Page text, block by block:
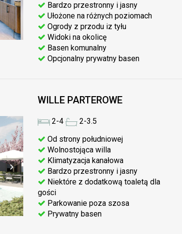
Bardzo przestronny i jasny
Ułożone na różnych poziomach
Ogrody z przodu iz tyłu
Widoki na okolicę
Basen komunalny
Opcjonalny prywatny basen
WILLE PARTEROWE
2-4
2-3.5
Od strony południowej
Wolnostojąca willa
Klimatyzacja kanałowa
Bardzo przestronny i jasny
Niektóre z dodatkową toaletą dla
gości
Parkowanie poza szosa
Prywatny basen